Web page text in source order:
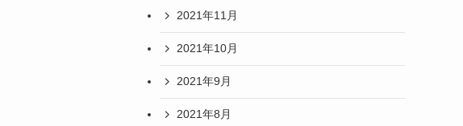
2021年11月
2021年10月
2021年9月
2021年8月